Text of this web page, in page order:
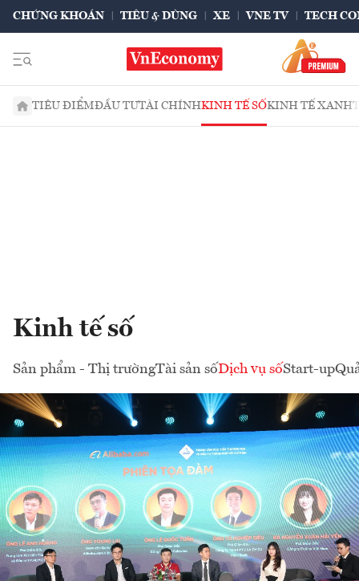
CHỨNG KHOÁN TIÊU & DÙNG XE VNE TV TECH
TIÊU ĐIỂMĐẦU TƯTÀI CHÍNHKINH TẾ SỐKINH TẾ XANH
Kinh tế số
Sản phẩm - Thị trườngTài sản sốDịch vụ sốStart-up